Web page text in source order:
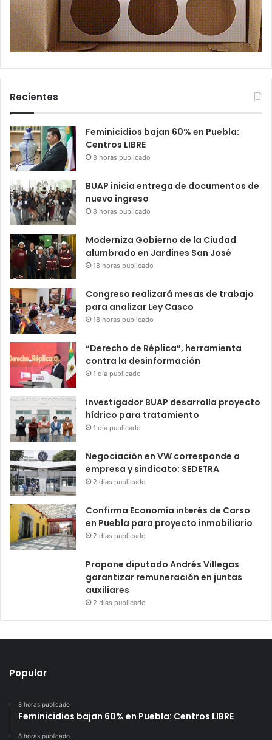
Recientes
Feminicidios bajan 60% en Puebla:
Centros LIBRE
8 horas publicado
BUAP inicia entrega de documentos de
nuevo ingreso
8 horas publicado
Moderniza Gobierno de la Ciudad
alumbrado en Jardines San José
18 horas publicado
Congreso realizará mesas de trabajo
para analizar Ley Casco
18 horas publicado
“Derecho de Réplica”, herramienta
contra la desinformación
1 día publicado
Investigador BUAP desarrolla proyecto
hídrico para tratamiento
1 día publicado
Negociación en VW corresponde a
empresa y sindicato: SEDETRA
2 días publicado
Confirma Economía interés de Carso
en Puebla para proyecto inmobiliario
2 días publicado
Propone diputado Andrés Villegas
garantizar remuneración en juntas
auxiliares
2 días publicado
Popular
8 horas publicado
Feminicidios bajan 60% en Puebla: Centros LIBRE
8 horas publicado